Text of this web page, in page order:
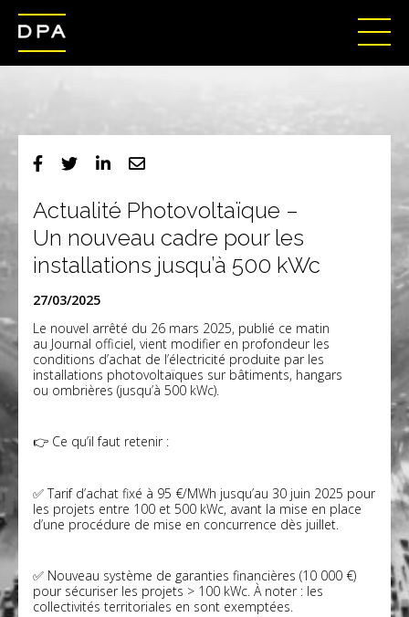
Actualité Photovoltaïque –
Un nouveau cadre pour les
installations jusqu’à 500 kWc
27/03/2025
Le nouvel arrêté du 26 mars 2025, publié ce matin
au Journal officiel, vient modifier en profondeur les
conditions d’achat de l’électricité produite par les
installations photovoltaïques sur bâtiments, hangars
ou ombrières (jusqu’à 500 kWc).
👉 Ce qu’il faut retenir :
✅ Tarif d’achat fixé à 95 €/MWh jusqu’au 30 juin 2025 pour
les projets entre 100 et 500 kWc, avant la mise en place
d’une procédure de mise en concurrence dès juillet.
✅ Nouveau système de garanties financières (10 000 €)
pour sécuriser les projets > 100 kWc. À noter : les
collectivités territoriales en sont exemptées.